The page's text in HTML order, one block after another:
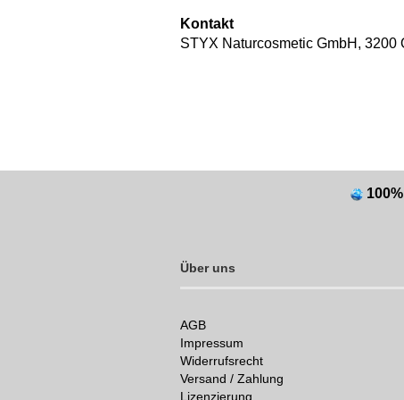
Kontakt
STYX Naturcosmetic GmbH, 3200
100%
Über uns
AGB
Impressum
Widerrufsrecht
Versand / Zahlung
Lizenzierung